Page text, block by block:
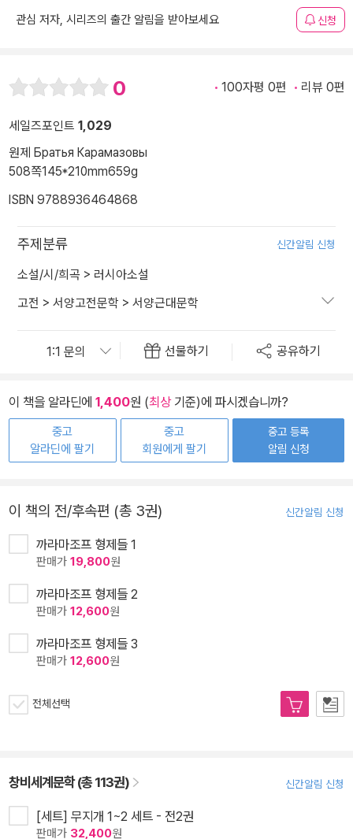
관심 저자, 시리즈의 출간 알림을 받아보세요 신청
0 100자평 0편 리뷰 0편
세일즈포인트 1,029
원제 Братья Карамазовы
508쪽145*210mm659g
ISBN 9788936464868
주제분류 신간알림 신청
소설/시/희곡 > 러시아소설
고전 > 서양고전문학 > 서양근대문학
선물하기 공유하기
이 책을 알라딘에 1,400원 (최상기준)에 파시겠습니까?
중고
알라딘에 팔기
중고
회원에게 팔기
중고 등록
알림 신청
이 책의 전/후속편 (총 3권) 신간알림 신청
까라마조프 형제들 1
판매가 19,800원
까라마조프 형제들 2
판매가 12,600원
까라마조프 형제들 3
판매가 12,600원
전체선택
창비세계문학 (총 113권) 신간알림 신청
[세트] 무지개 1~2 세트 - 전2권
판매가 32,400원